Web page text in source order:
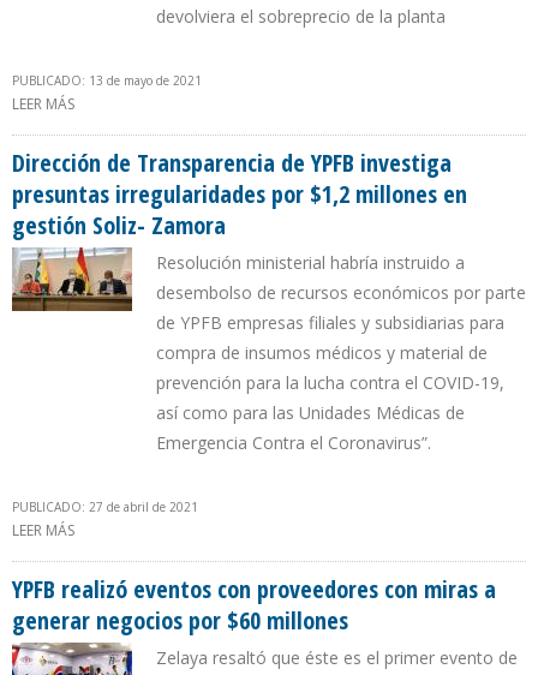
devolviera el sobreprecio de la planta
PUBLICADO: 13 de mayo de 2021
LEER MÁS
Dirección de Transparencia de YPFB investiga
presuntas irregularidades por $1,2 millones en
gestión Soliz- Zamora
Resolución ministerial habría instruido a
desembolso de recursos económicos por parte
de YPFB empresas filiales y subsidiarias para
compra de insumos médicos y material de
prevención para la lucha contra el COVID-19,
así como para las Unidades Médicas de
Emergencia Contra el Coronavirus”.
PUBLICADO: 27 de abril de 2021
LEER MÁS
SOLIZ- ZAMORA
YPFB realizó eventos con proveedores con miras a
generar negocios por $60 millones
Zelaya resaltó que éste es el primer evento de